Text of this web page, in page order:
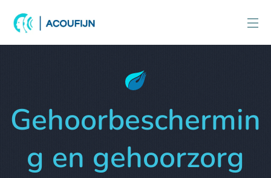
Gehoorbeschermin
g en gehoorzorg